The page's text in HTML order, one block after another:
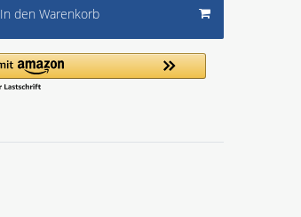
In den Warenkorb